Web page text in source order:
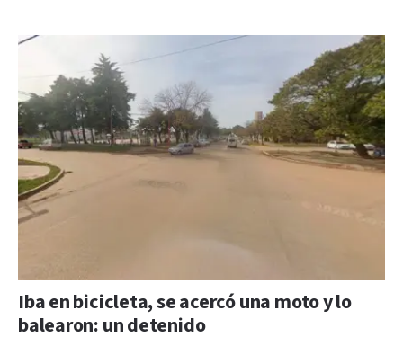
Iba en bicicleta, se acercó una moto y lo
balearon: un detenido